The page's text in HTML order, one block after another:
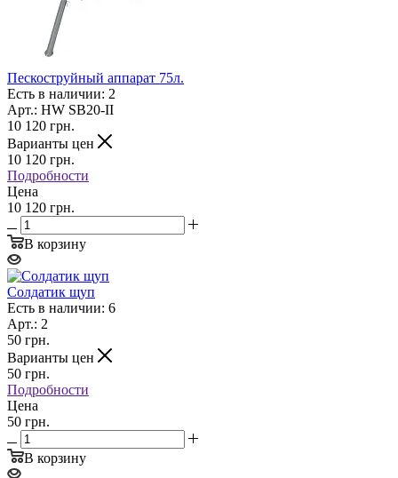
Пескоструйный аппарат 75л.
Есть в наличии: 2
Арт.: HW SB20-II
10 120 грн.
Варианты цен
10 120 грн.
Подробности
Цена
10 120 грн.
В корзину
Солдатик щуп
Есть в наличии: 6
Арт.: 2
50 грн.
Варианты цен
50 грн.
Подробности
Цена
50 грн.
В корзину